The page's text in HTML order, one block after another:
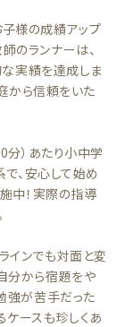
様の成績アップ
のランナーは、
実績を達成しま
から信頼をいた
分）あたり小中学
、安心して始め
中！実際の指導
インでも対面と変
分から宿題をや
強が苦手だった
ースも珍しくあ